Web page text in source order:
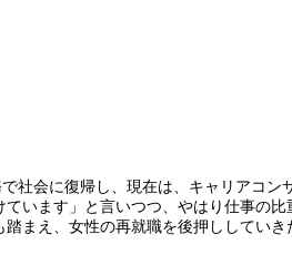
会に復帰し、現在は、キャリアコ
ます」と言いつつ、やはり仕事の
まえ、女性の再就職を後押ししていき